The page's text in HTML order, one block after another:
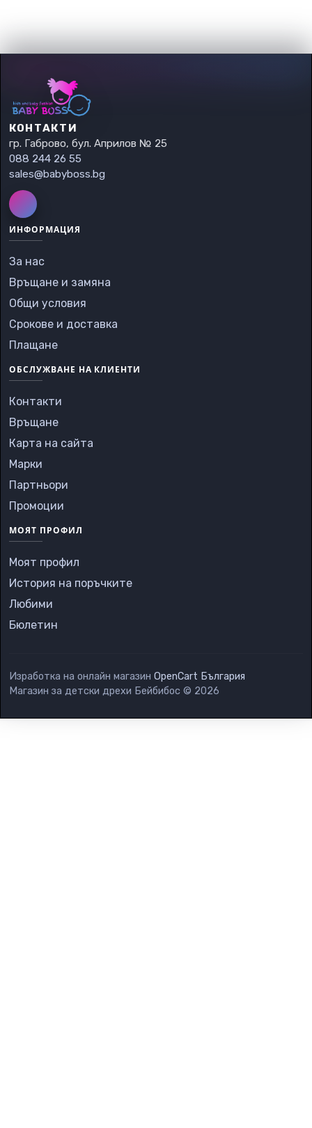
КОНТАКТИ
гр. Габрово, бул. Априлов № 25
088 244 26 55
sales@babyboss.bg
ИНФОРМАЦИЯ
За нас
Връщане и замяна
Общи условия
Срокове и доставка
Плащане
ОБСЛУЖВАНЕ НА КЛИЕНТИ
Контакти
Връщане
Карта на сайта
Марки
Партньори
Промоции
МОЯТ ПРОФИЛ
Моят профил
История на поръчките
Любими
Бюлетин
Изработка на онлайн магазин OpenCart България
Магазин за детски дрехи Бейбибос © 2026